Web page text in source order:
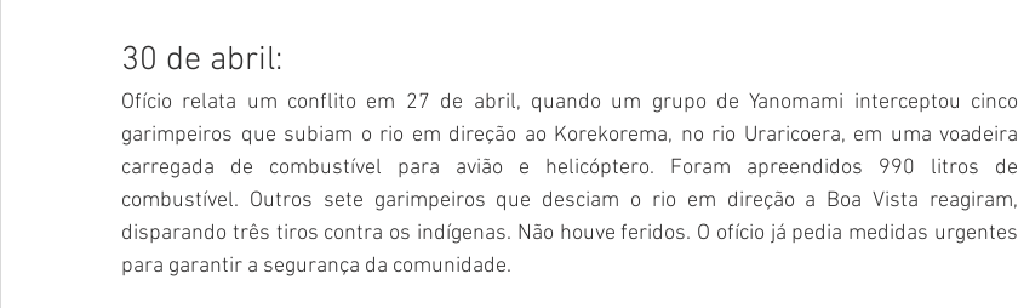
30 de abril:
Ofício relata um conflito em 27 de abril, quando um grupo de Yanomami interceptou cinco
garimpeiros que subiam o rio em direção ao Korekorema, no rio Uraricoera, em uma voadeira
carregada de combustível para avião e helicóptero. Foram apreendidos 990 litros de
combustível. Outros sete garimpeiros que desciam o rio em direção a Boa Vista reagiram,
disparando três tiros contra os indígenas. Não houve feridos. O ofício já pedia medidas urgentes
para garantir a segurança da comunidade.